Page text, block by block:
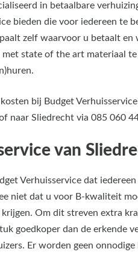
in betaalbare
bieden die voor iedereen te
zelf waarvoor u betaalt
state of the art materiaal
bij Budget
naar Sliedrecht via 085 060
van
Verhuisservice dat
niet dat u voor B-kwaliteit
Om dit streven extra
goedkoper dan de erkende
Er worden geen